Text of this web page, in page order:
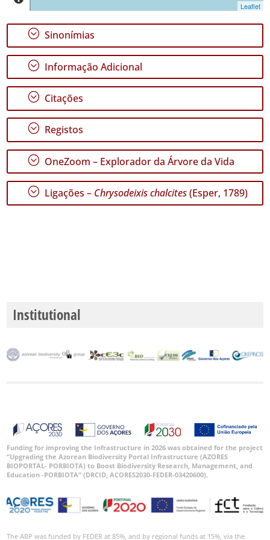
1
✓
Graciosa
✓
Terceira
✓
São
Miguel
58
✓
Santa
Maria
59
P3
Datas
GBIF -
Ocorrências
🔗 GBIF
Portugal
🔗 GBIF
Leaflet
; Sinonímias
; Informação Adicional
; Citações
; Registos
; OneZoom – Explorador da Árvore da Vida
; Ligações – Chrysodeixis chalcites(Esper, 1789)
Institutional
Funding for improving the Infrastructure in 2026 was obtained for the project
“Upgrading the Azorean Biodiversity Portal Infrastructure (AZORES
BIOPORTAL- PORBIOTA) to Boost Biodiversity Research, Management, and
Education -PORBIOTA” (DRCID, ACORES2030-FEDER-03420600).
The ABP was funded by FEDER at 85%, and by regional funds at 15%, via the